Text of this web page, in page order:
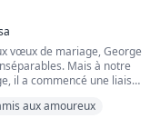
vœux de mariage, George
Mais à notre
il a commencé une liaison
aux amoureux